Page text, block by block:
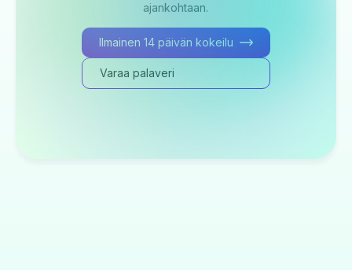
ajankohtaan.
Ilmainen 14 päivän kokeilu
Varaa palaveri